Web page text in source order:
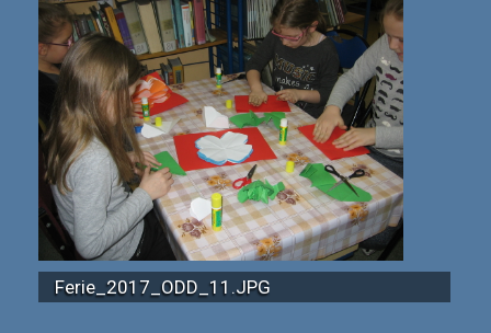
Ferie_2017_ODD_11.JPG